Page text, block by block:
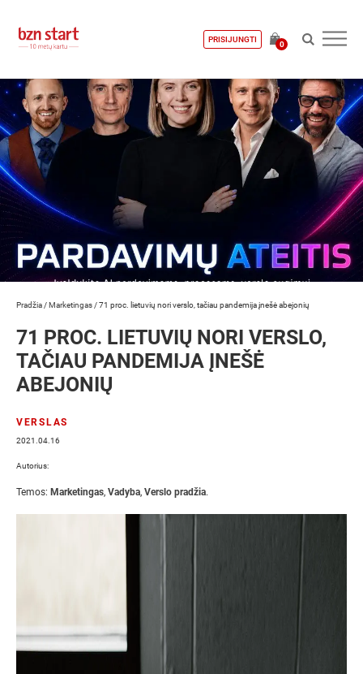
PRISIJUNGTI
0
Pradžia /Marketingas /71 proc. lietuvių nori verslo, tačiau pandemija įnešė abejonių
71 PROC. LIETUVIŲ NORI VERSLO,
TAČIAU PANDEMIJA ĮNEŠĖ
ABEJONIŲ
VERSLAS
2021.04.16
Autorius:
Temos: Marketingas, Vadyba, Verslo pradžia.